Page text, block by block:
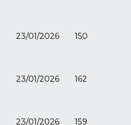
23/01/2026 150
23/01/2026 162
23/01/2026 159